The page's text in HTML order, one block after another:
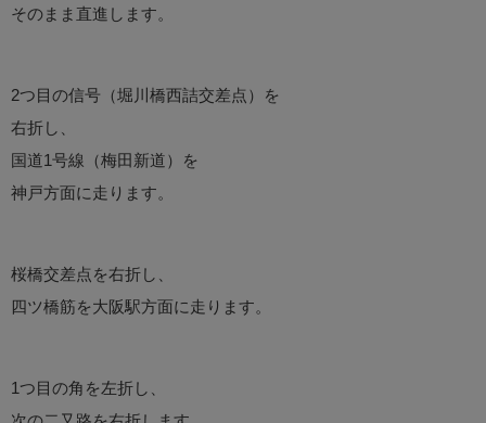
そのまま直進します。
2つ目の信号（堀川橋西詰交差点）を
右折し、
国道1号線（梅田新道）を
神戸方面に走ります。
桜橋交差点を右折し、
四ツ橋筋を大阪駅方面に走ります。
1つ目の角を左折し、